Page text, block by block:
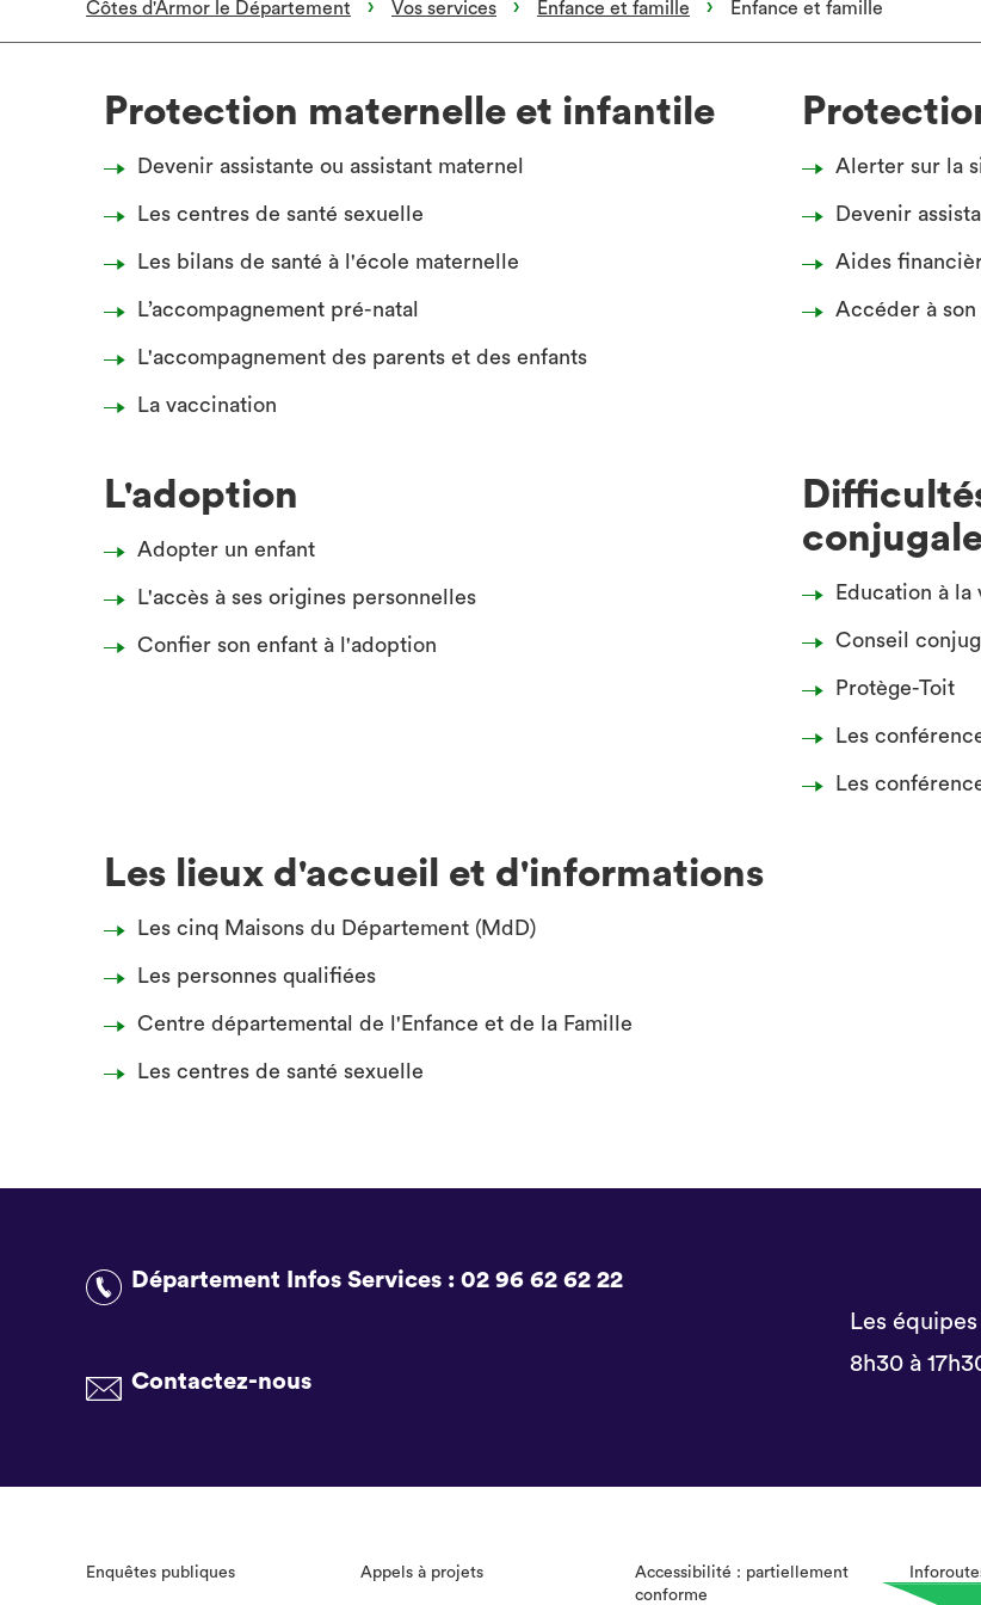
Côtes d'Armor le Département Vos services Enfance et famille Enfance et famille
Protection maternelle et infantile
Devenir assistante ou assistant maternel
Les centres de santé sexuelle
Les bilans de santé à l'école maternelle
L’accompagnement pré-natal
L'accompagnement des parents et des enfants
La vaccination
Alerter sur la
Devenir
Aides
Accéder à son
L'adoption
Adopter un enfant
L'accès à ses origines personnelles
Confier son enfant à l'adoption
Education à
Conseil
Protège-Toit
Les
Les
Les lieux d'accueil et d'informations
Les cinq Maisons du Département (MdD)
Les personnes qualifiées
Centre départemental de l'Enfance et de la Famille
Les centres de santé sexuelle
Département Infos Services : 02 96 62 62 22
Contactez-nous
Les
8h30 à
Enquêtes publiques Appels à projets
Accessibilité : partiellement
conforme